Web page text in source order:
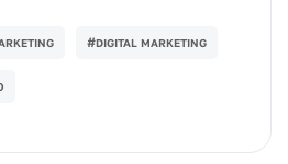
#DIGITAL MARKETING